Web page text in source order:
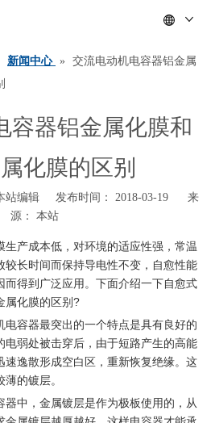
新闻中心 »
交流电动机电容器铝金属
容器铝金属化膜和
化膜的区别
站编辑 发布时间： 2018-03-19 来
源： 本站
生产成本低，对环境的适应性强，常温
较长时间而保持导电性不变，自愈性能
而得到广泛应用。下面介绍一下自愈式
属化膜的区别?
容器最突出的一个特点是具有良好的
电弱处被击穿后，由于短路产生的高能
速逸散形成空白区，重新恢复绝缘。这
的镀层。
中，金属镀层是作为极板使用的，从